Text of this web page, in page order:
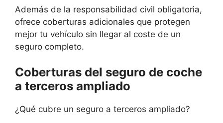
Además de la responsabilidad civil obligatoria,
ofrece coberturas adicionales que protegen
mejor tu vehículo sin llegar al coste de un
seguro completo.
Coberturas del seguro de coche
a terceros ampliado
¿Qué cubre un seguro a terceros ampliado?